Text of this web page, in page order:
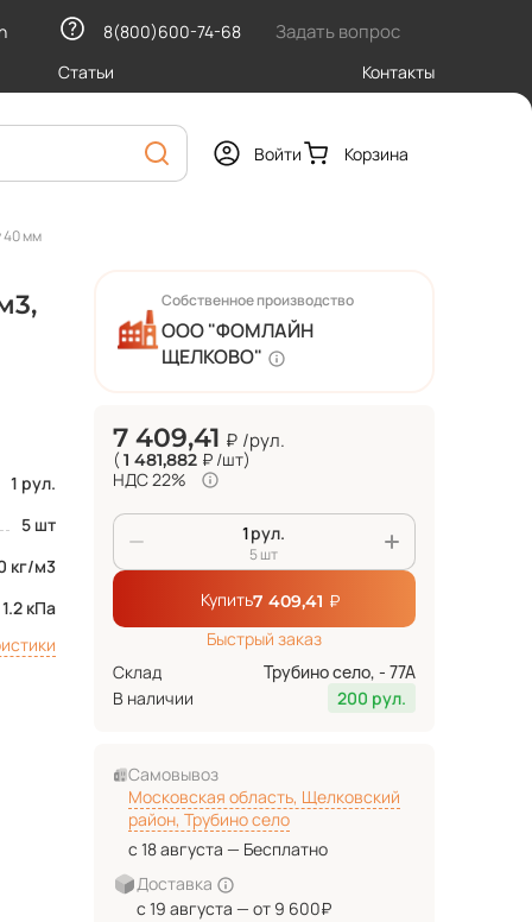
8(800)600-74-68 Задать вопрос
Статьи Контакты
Войти Корзина
40 мм
1 рул.
5 шт
кг/м3
1.2 кПа
Собственное производство
ООО "ФОМЛАЙН
ЩЕЛКОВО"
7 409,41 ₽ /рул.
( 1 481,882 ₽ /шт)
НДС 22%
рул.
5 шт
Купить7 409,41 ₽
Быстрый заказ
Склад
Трубино село, - 77А
В наличии
200 рул.
Самовывоз
Московская область, Щелковский
район, Трубино село
с 18 августа — Бесплатно
Доставка
с 19 августа — от 9 600₽